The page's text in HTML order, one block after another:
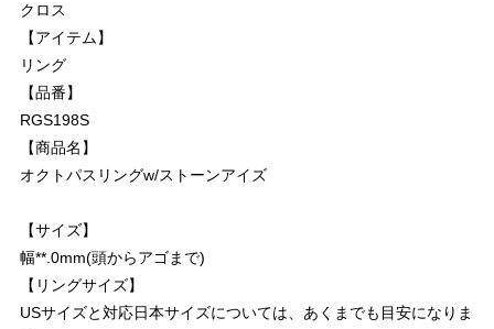
クロス
【アイテム】
リング
【品番】
RGS198S
【商品名】
オクトパスリングw/ストーンアイズ
【サイズ】
幅**.0mm(頭からアゴまで)
【リングサイズ】
USサイズと対応日本サイズについては、あくまでも目安になりま